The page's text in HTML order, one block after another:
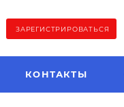
ЗАРЕГИСТРИРОВАТЬСЯ
КОНТАКТЫ